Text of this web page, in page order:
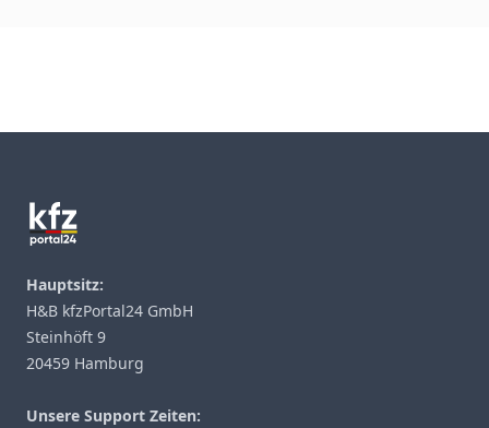
Hauptsitz:
H&B kfzPortal24 GmbH
Steinhöft 9
20459 Hamburg
Unsere Support Zeiten: